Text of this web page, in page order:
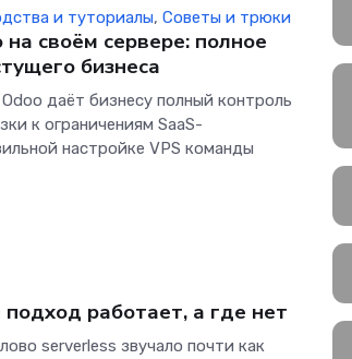
и туториалы,Советы и трюки
своём сервере: полное
бизнеса
даёт бизнесу полный контроль
к ограничениям SaaS-
настройке VPS команды
работает, а где нет
serverless звучало почти как